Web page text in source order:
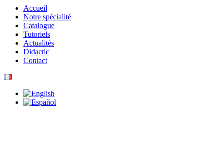
Accueil
Notre spécialité
Catalogue
Tutoriels
Actualités
Didactic
Contact